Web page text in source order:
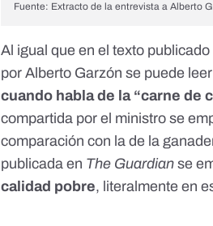
Fuente: Extracto de la entrevista a Alberto
Al igual que enel texto publicado
por Alberto Garzón se puede
cuando habla de la “carne de
compartida por el ministro se
comparación con la de la
publicada en The Guardian se
calidad pobre, literalmente en